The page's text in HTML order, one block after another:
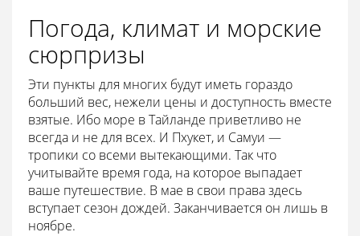
Погода, климат и морские
сюрпризы
Эти пункты для многих будут иметь гораздо
больший вес, нежели цены и доступность вместе
взятые. Ибо море в Тайланде приветливо не
всегда и не для всех. И Пхукет, и Самуи —
тропики со всеми вытекающими. Так что
учитывайте время года, на которое выпадает
ваше путешествие. В мае в свои права здесь
вступает сезон дождей. Заканчивается он лишь в
ноябре.